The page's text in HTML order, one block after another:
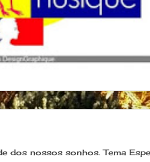
dos nossos sonhos. Tema